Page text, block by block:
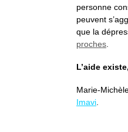
personne
peuvent
que la
proches
L’aide
Marie-
Imavi